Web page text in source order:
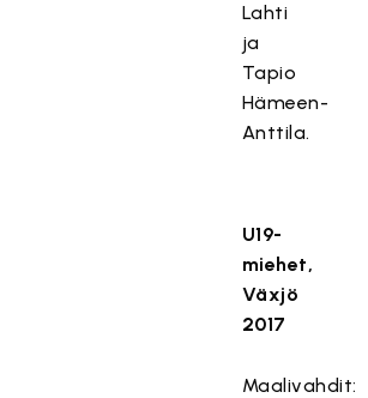
Lahti
ja
Tapio
Hämeen-
Anttila.
U19-
miehet,
Växjö
2017
Maalivahdit: